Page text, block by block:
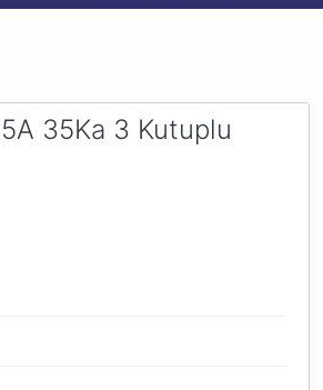
35Ka 3 Kutuplu